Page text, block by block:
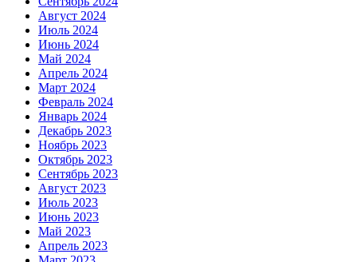
Август 2024
Июль 2024
Июнь 2024
Май 2024
Апрель 2024
Март 2024
Февраль 2024
Январь 2024
Декабрь 2023
Ноябрь 2023
Октябрь 2023
Сентябрь 2023
Август 2023
Июль 2023
Июнь 2023
Май 2023
Апрель 2023